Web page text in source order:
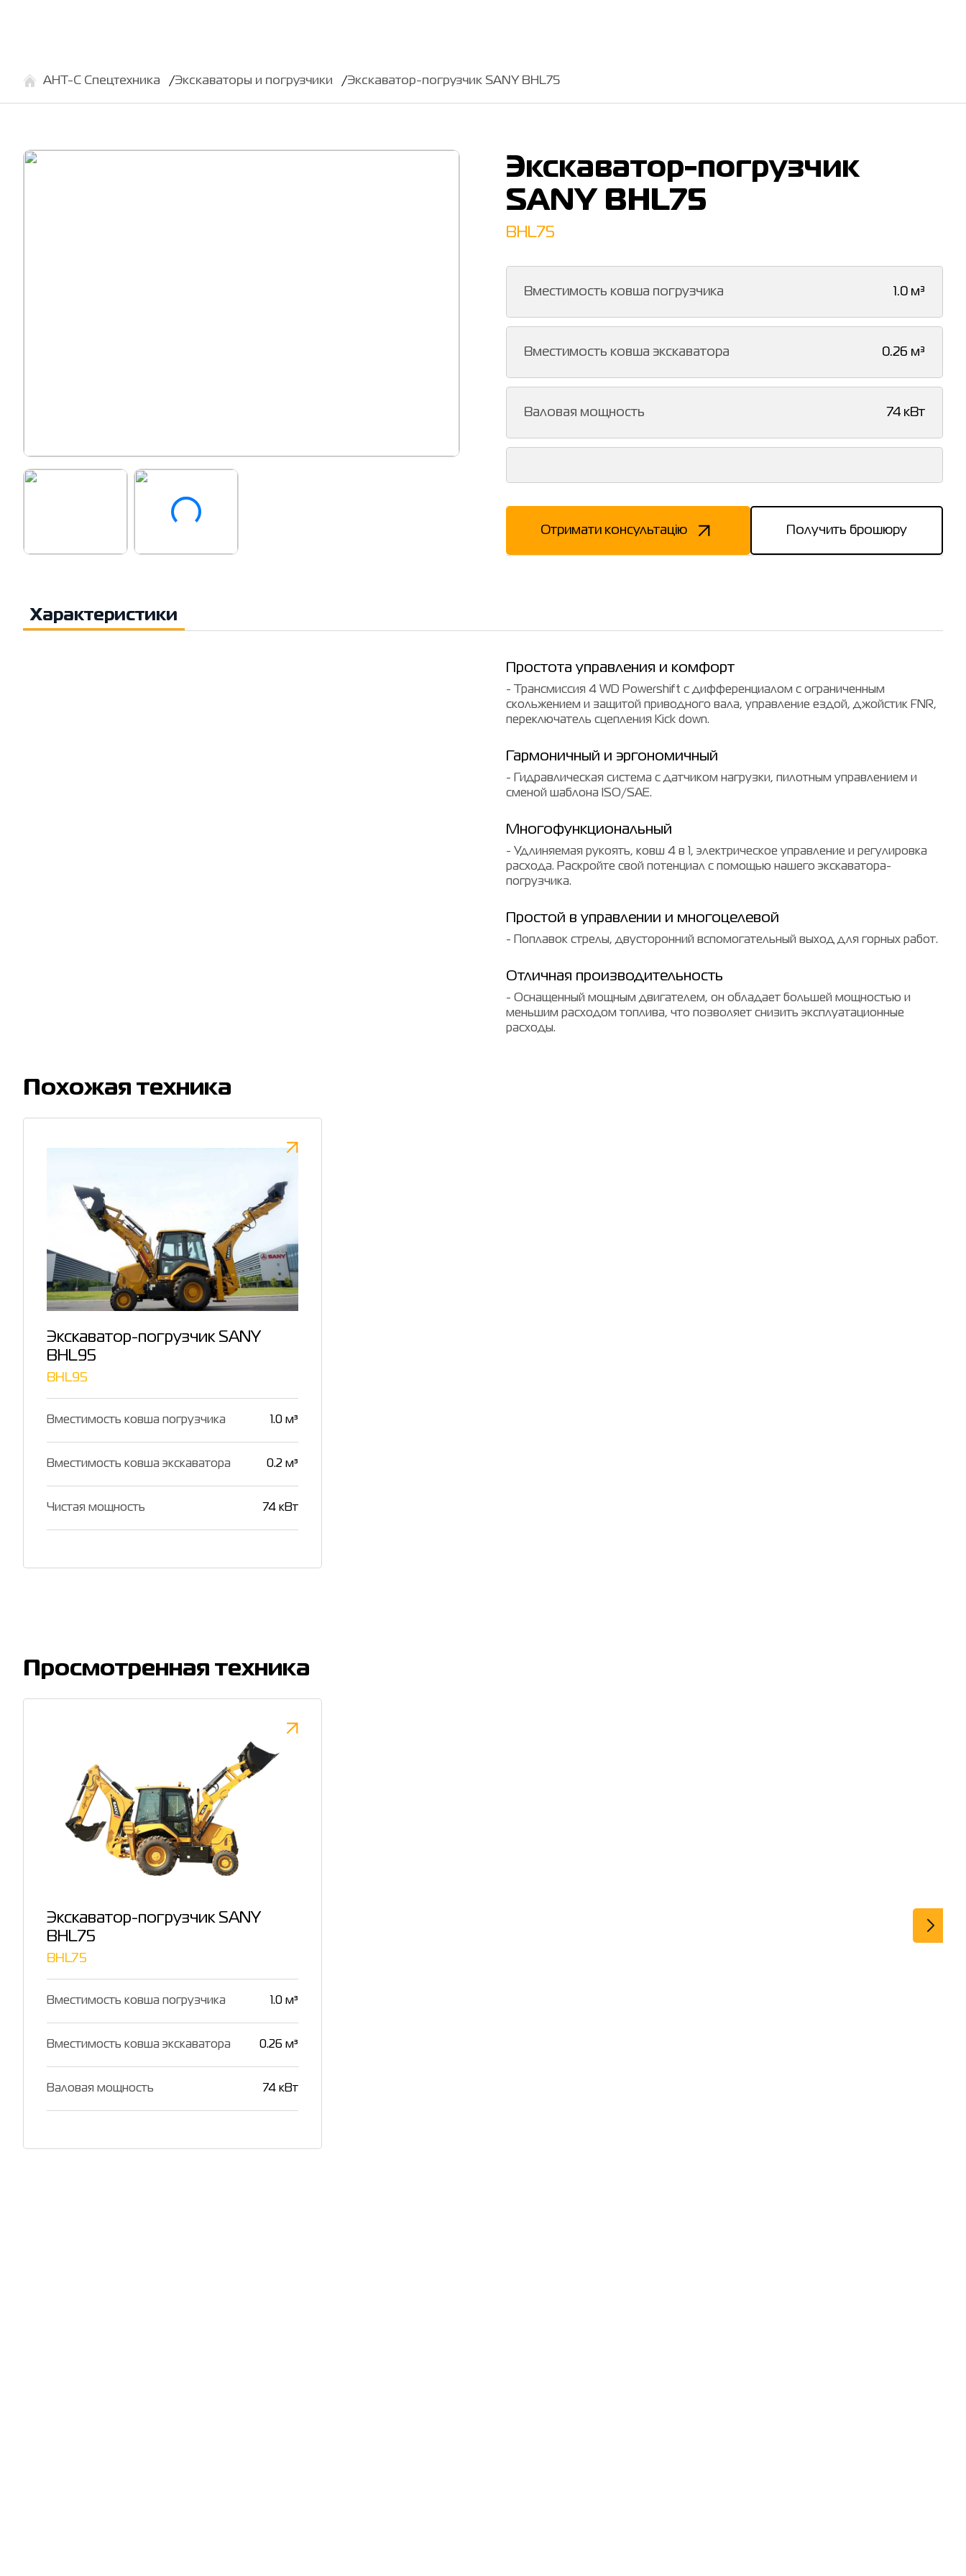
АНТ-С Спецтехника Экскаваторы и погрузчики Экскаватор-погрузчик SANY BHL75
Экскаватор-погрузчик
SANY BHL75
BHL75
Вместимость ковша погрузчика 1.0 м³
Вместимость ковша экскаватора 0.26 м³
Валовая мощность 74 кВт
Отримати консультацію Получить брошюру
Характеристики
Простота управления и комфорт
- Трансмиссия 4 WD Powershift с дифференциалом с ограниченным
скольжением и защитой приводного вала, управление ездой, джойстик FNR,
переключатель сцепления Kick down.
Гармоничный и эргономичный
- Гидравлическая система с датчиком нагрузки, пилотным управлением и
сменой шаблона ISO/SAE.
Многофункциональный
- Удлиняемая рукоять, ковш 4 в 1, электрическое управление и регулировка
расхода. Раскройте свой потенциал с помощью нашего экскаватора-
погрузчика.
Простой в управлении и многоцелевой
- Поплавок стрелы, двусторонний вспомогательный выход для горных работ.
Отличная производительность
- Оснащенный мощным двигателем, он обладает большей мощностью и
меньшим расходом топлива, что позволяет снизить эксплуатационные
расходы.
Похожая техника
Экскаватор-погрузчик SANY
BHL95
BHL95
Вместимость ковша погрузчика 1.0 м³
Вместимость ковша экскаватора 0.2 м³
Чистая мощность 74 кВт
Просмотренная техника
Экскаватор-погрузчик SANY
BHL75
BHL75
Вместимость ковша погрузчика 1.0 м³
Вместимость ковша экскаватора 0.26 м³
Валовая мощность 74 кВт